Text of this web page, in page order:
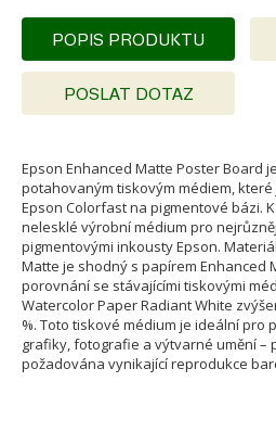
POPIS PRODUKTU
POSLAT DOTAZ
Epson Enhanced Matte Poster Board
potahovaným tiskovým médiem,
Epson Colorfast na pigmentové bázi.
nelesklé výrobní médium pro
pigmentovými inkousty Epson.
Matte je shodný s papírem Enhanced
porovnání se stávajícími tiskovými
Watercolor Paper Radiant White
%. Toto tiskové médium je ideální pro
grafiky, fotografie a výtvarné umění –
požadována vynikající reprodukce